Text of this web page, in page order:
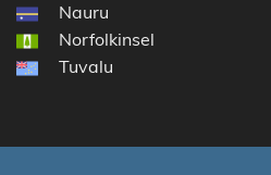
Nauru
Norfolkinsel
Tuvalu